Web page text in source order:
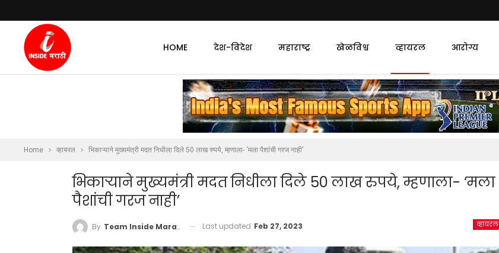
HOME देश-विदेश महाराष्ट्र खेळविश्व व्हायरल आरोग्य
Home व्हायरल भिकाऱ्याने मुख्यमंत्री मदत निधीला दिले 50 लाख रुपये, म्हणाला- ‘मला पैशांची गरज नाही’
भिकाऱ्याने मुख्यमंत्री मदत निधीला दिले 50 लाख रुपये, म्हणाला- ‘मला
पैशांची गरज नाही’
व्हायरल
By Team Inside Marathi Last updated Feb 27, 2023